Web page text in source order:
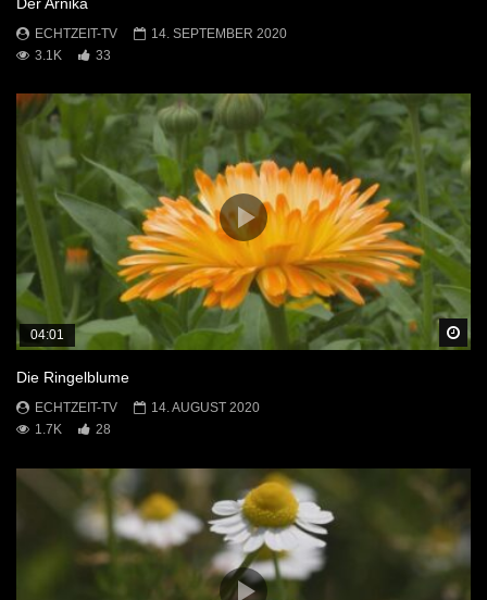
ECHTZEIT-TV
14. SEPTEMBER 2020
3.1K
33
04:01
Die Ringelblume
ECHTZEIT-TV
14. AUGUST 2020
1.7K
28